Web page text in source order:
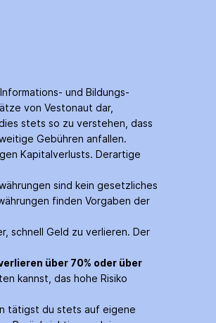
und Bildungs­
von Vestonaut dar,
stets so zu verstehen, dass
Gebühren anfallen.
Kapitalverlusts. Derartige
sind kein gesetzliches
finden Vorgaben der
schnell Geld zu verlieren. Der
über 70% oder über
kannst, das hohe Risiko
tätigst du stets auf eigene